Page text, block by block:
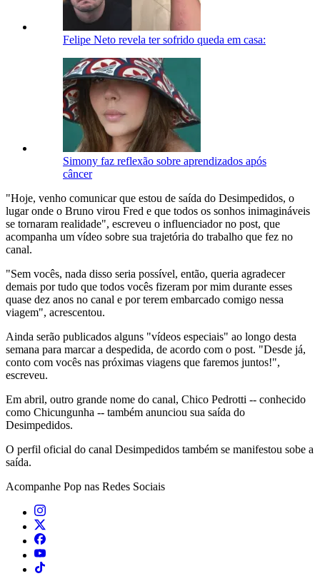
Felipe Neto revela ter sofrido queda em casa:
Simony faz reflexão sobre aprendizados após
câncer
"Hoje, venho comunicar que estou de saída do Desimpedidos, o
lugar onde o Bruno virou Fred e que todos os sonhos inimagináveis
se tornaram realidade", escreveu o influenciador no post, que
acompanha um vídeo sobre sua trajetória do trabalho que fez no
canal.
"Sem vocês, nada disso seria possível, então, queria agradecer
demais por tudo que todos vocês fizeram por mim durante esses
quase dez anos no canal e por terem embarcado comigo nessa
viagem", acrescentou.
Ainda serão publicados alguns "vídeos especiais" ao longo desta
semana para marcar a despedida, de acordo com o post. "Desde já,
conto com vocês nas próximas viagens que faremos juntos!",
escreveu.
Em abril, outro grande nome do canal, Chico Pedrotti -- conhecido
como Chicungunha -- também anunciou sua saída do
Desimpedidos.
O perfil oficial do canal Desimpedidos também se manifestou sobe a
saída.
Acompanhe Pop nas Redes Sociais